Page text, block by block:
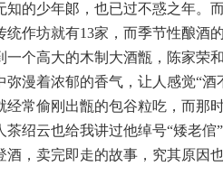
的少年郞，也已过不惑之年。
作坊就有13家，而季节性酿酒的
个高大的木制大酒甑，陈家荣
漫着浓郁的香气，让人感觉“酒
常偷刚出甑的包谷粒吃，而那
绍云也给我讲过他绰号“矮老倌
，卖完即走的故事，究其原因